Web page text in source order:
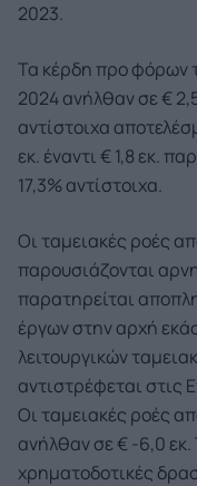
2023.
Τα κέρδη προ φόρων
2024 ανήλθαν σε €
αντίστοιχα
εκ. έναντι € 1,8 εκ.
17,3% αντίστοιχα.
Οι ταμειακές ροές
παρουσιάζονται
παρατηρείται
έργων στην αρχή
λειτουργικών
αντιστρέφεται στις
Οι ταμειακές ροές
ανήλθαν σε € -6,0 εκ.
χρηματοδοτικές